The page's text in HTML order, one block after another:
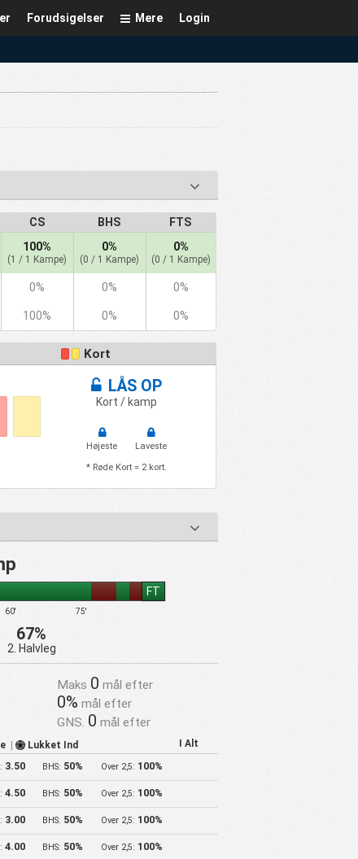
Login
Mere
Forudsigelser
CS BHS FTS
100%
(1 / 1 Kampe)
0%
(0 / 1 Kampe)
0%
(0 / 1 Kampe)
0% 0% 0%
100% 0% 0%
Kort
LÅS OP
Kort / kamp
Højeste
Laveste
* Røde Kort = 2 kort.
60' 75'
FT
67%
2. Halvleg
Maks 0 mål efter
0% mål efter
GNS. 0 mål efter
Lukket Ind I Alt
3.50 BHS: 50% Over 2,5: 100%
4.50 BHS: 50% Over 2,5: 100%
3.00 BHS: 50% Over 2,5: 100%
4.00 BHS: 50% Over 2,5: 100%